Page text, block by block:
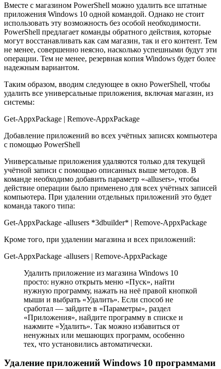
Вместе с магазином PowerShell можно удалить все штатные
приложения Windows 10 одной командой. Однако не стоит
использовать эту возможность без особой необходимости.
PowerShell предлагает команды обратного действия, которые
могут восстанавливать как сам магазин, так и его контент. Тем
не менее, совершенно неясно, насколько успешными будут эти
операции. Тем не менее, резервная копия Windows будет более
надежным вариантом.
Таким образом, вводим следующее в окно PowerShell, чтобы
удалить все универсальные приложения, включая магазин, из
системы:
Get-AppxPackage | Remove-AppxPackage
Добавление приложений во всех учётных записях компьютера
с помощью PowerShell
Универсальные приложения удаляются только для текущей
учётной записи с помощью описанных выше методов. В
команде необходимо добавить параметр «-allusers», чтобы
действие операции было применено для всех учётных записей
компьютера. При удалении отдельных приложений это будет
команда такого типа:
Get-AppxPackage -allusers *3dbuilder* | Remove-AppxPackage
Кроме того, при удалении магазина и всех приложений:
Get-AppxPackage -allusers | Remove-AppxPackage
Удалить приложение из магазина Windows 10
просто: нужно открыть меню «Пуск», найти
нужную программу, нажать на неё правой кнопкой
мыши и выбрать «Удалить». Если способ не
сработал — зайдите в «Параметры», раздел
«Приложения», найдите программу в списке и
нажмите «Удалить». Так можно избавиться от
ненужных или мешающих программ, особенно
тех, что установились автоматически.
Удаление приложений Windows 10 программами